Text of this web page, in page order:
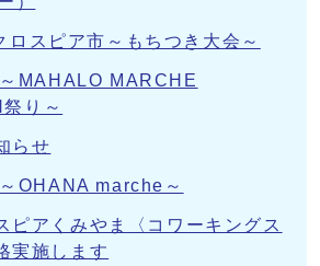
スピア市～もちつき大会～
MAHALO MARCHE
り～
らせ
OHANA marche～
ピアくみやま〈コワーキングス
実施します